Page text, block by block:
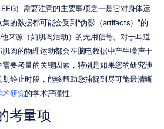
）需要注意的主要事项之一是它对身体运
的数据都可能会受到“伪影（artifacts）”的
来源（如肌肉活动）的无用信号。对于耳道
肉的物理运动都会在脑电数据中产生噪声干
要考量的关键因素，特别是如果您的研究涉
静止时段，能够帮助您捕捉到尽可能最清晰
术研究的学术严谨性。
考量项